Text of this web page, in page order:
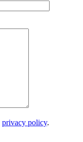
privacy policy.